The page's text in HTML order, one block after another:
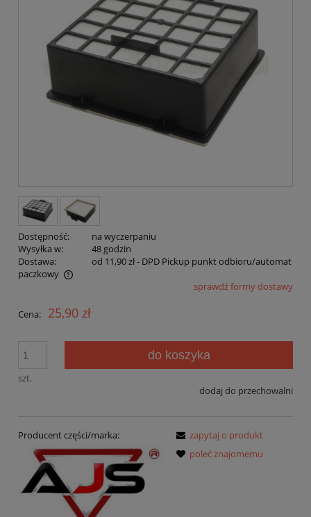
Dostępność:
na wyczerpaniu
Wysyłka w:
48 godzin
Dostawa:
od 11,90 zł- DPD Pickup punkt odbioru/automat
paczkowy
Cena nie zawiera ewentualnych kosztów płatnościsprawdź formy dostawy
Cena: 25,90 zł
szt.
do koszyka
dodaj do przechowalni
Producent części/marka:
zapytaj o produkt
poleć znajomemu